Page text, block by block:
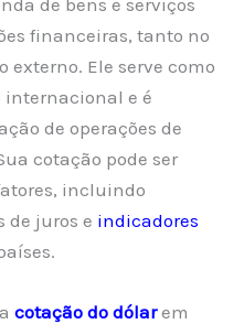
financeiras, tanto no
Ele serve como
internacional e é
de operações de
cotação pode ser
incluindo
de juros e indicadores
cotação do dólarem